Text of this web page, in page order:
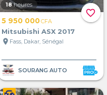
favorite_border
18 heures
5 950 000CFA
Mitsubishi ASX 2017
location_on Fass, Dakar, Sénégal
SOURANG AUTO